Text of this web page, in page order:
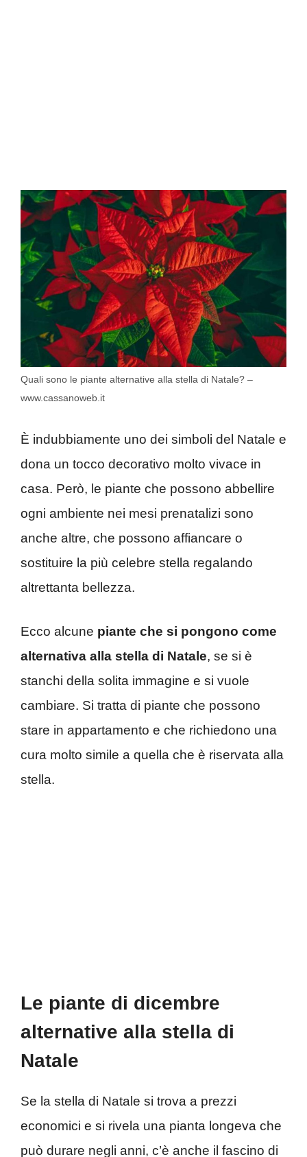
Quali sono le piante alternative alla stella di Natale? –
www.cassanoweb.it
È indubbiamente uno dei simboli del Natale e
dona un tocco decorativo molto vivace in
casa. Però, le piante che possono abbellire
ogni ambiente nei mesi prenatalizi sono
anche altre, che possono affiancare o
sostituire la più celebre stella regalando
altrettanta bellezza.
Ecco alcune piante che si pongono come
alternativa alla stella di Natale, se si è
stanchi della solita immagine e si vuole
cambiare. Si tratta di piante che possono
stare in appartamento e che richiedono una
cura molto simile a quella che è riservata alla
stella.
Le piante di dicembre
alternative alla stella di
Natale
Se la stella di Natale si trova a prezzi
economici e si rivela una pianta longeva che
può durare negli anni, c’è anche il fascino di